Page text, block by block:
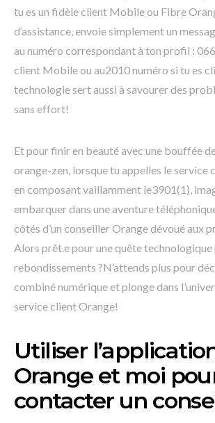
tu es un fidèle client Mobile ou Fibre
d’assistance, envoie simplement un
au numéro correspondant à ton profil :
client Mobile ou au2010 numéro si tu es
technologie sert aussi à savourer des
sans effort!
Et pour finir en beauté avec une bouffée
orange-zen, lorsque tu appelles le service
en composant vaillamment le3901(1),
embarquer dans une aventure
côtés d’un conseiller Orange dévoué aux
Alors prêt.e pour une quête technologique
rebondissements ?N’attends plus pour
combiné numérique et plonge dans
service client Orange!
Utiliser
Orange et moi
contacter un